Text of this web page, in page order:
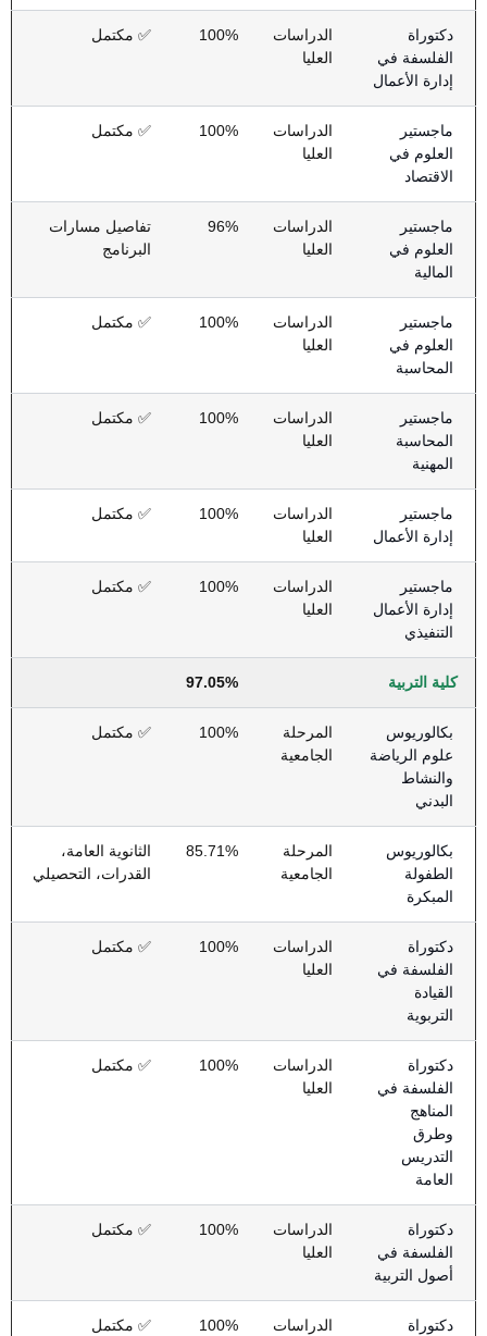
دكتوراة
الفلسفة في
إدارة الأعمال
الدراسات
العليا
100% ✅ مكتمل
ماجستير
العلوم في
الاقتصاد
الدراسات
العليا
100% ✅ مكتمل
ماجستير
العلوم في
المالية
الدراسات
العليا
96%
تفاصيل مسارات
البرنامج
ماجستير
العلوم في
المحاسبة
الدراسات
العليا
100% ✅ مكتمل
ماجستير
المحاسبة
المهنية
الدراسات
العليا
100% ✅ مكتمل
ماجستير
إدارة الأعمال
الدراسات
العليا
100% ✅ مكتمل
ماجستير
إدارة الأعمال
التنفيذي
الدراسات
العليا
100% ✅ مكتمل
كلية التربية 97.05%
بكالوريوس
علوم الرياضة
والنشاط
البدني
المرحلة
الجامعية
100% ✅ مكتمل
بكالوريوس
الطفولة
المبكرة
المرحلة
الجامعية
85.71%
الثانوية العامة،
القدرات، التحصيلي
دكتوراة
الفلسفة في
القيادة
التربوية
الدراسات
العليا
100% ✅ مكتمل
دكتوراة
الفلسفة في
المناهج
وطرق
التدريس
العامة
الدراسات
العليا
100% ✅ مكتمل
دكتوراة
الفلسفة في
أصول التربية
الدراسات
العليا
100% ✅ مكتمل
دكتوراة
الدراسات
100% ✅ مكتمل